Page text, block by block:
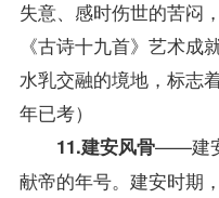
失意、感时伤世的苦闷
《古诗十九首》艺术成
水乳交融的境地，标志
年已考）
11.建安风骨——建
献帝的年号。建安时期